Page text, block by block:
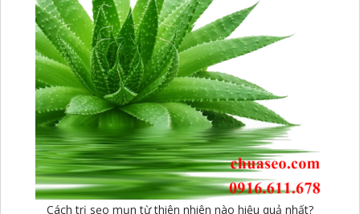
Cách trị sẹo mụn từ thiên nhiên nào hiệu quả nhất?